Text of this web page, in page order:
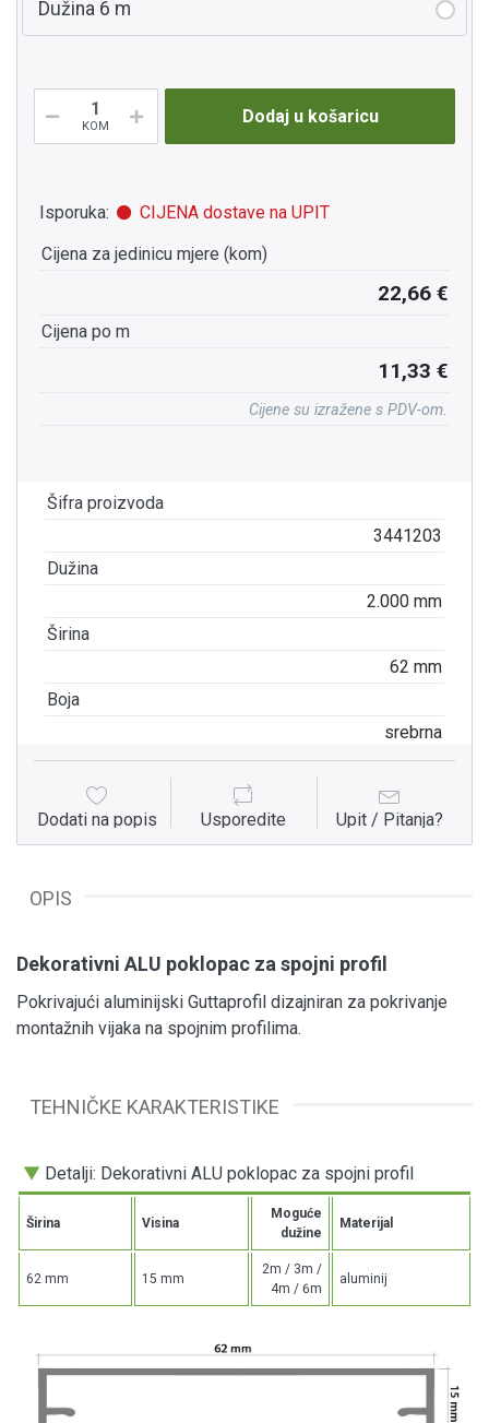
Dužina 6 m
Šifra proizvoda
3441203
Dužina
2.000 mm
Širina
62 mm
Boja
srebrna
KOM Dodaj u košaricu
Isporuka:
CIJENA dostave na UPIT
Cijena za jedinicu mjere (kom)
22,66 €
Cijena po m
11,33 €
Cijene su izražene s PDV-om.
Dodati na popis Usporedite Upit / Pitanja?
OPIS
Dekorativni ALU poklopac za spojni profil
Pokrivajući aluminijski Guttaprofil dizajniran za pokrivanje
montažnih vijaka na spojnim profilima.
TEHNIČKE KARAKTERISTIKE
▼ Detalji: Dekorativni ALU poklopac za spojni profil
Širina Visina
Moguće
dužine
Materijal
62 mm 15 mm
2m / 3m /
4m / 6m
aluminij